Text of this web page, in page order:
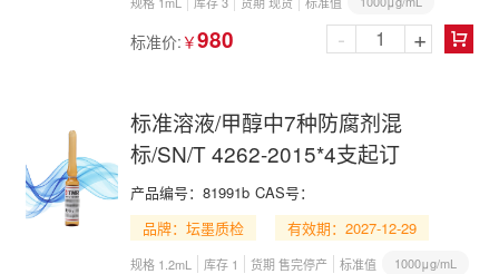
标准价: ￥980 
- +
标准溶液/甲醇中7种防腐剂混
标/SN/T 4262-2015*4支起订
产品编号： 81991b CAS号：
品牌：坛墨质检
有效期：2027-12-29
规格 1.2mL 库存 1 货期 售完停产 标准值 1000μg/mL